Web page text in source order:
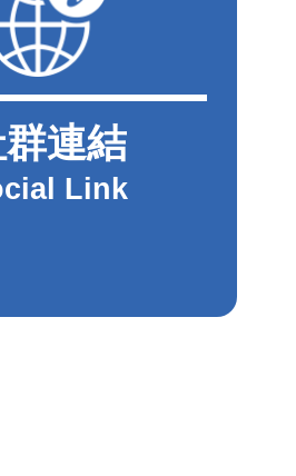
連結
Link